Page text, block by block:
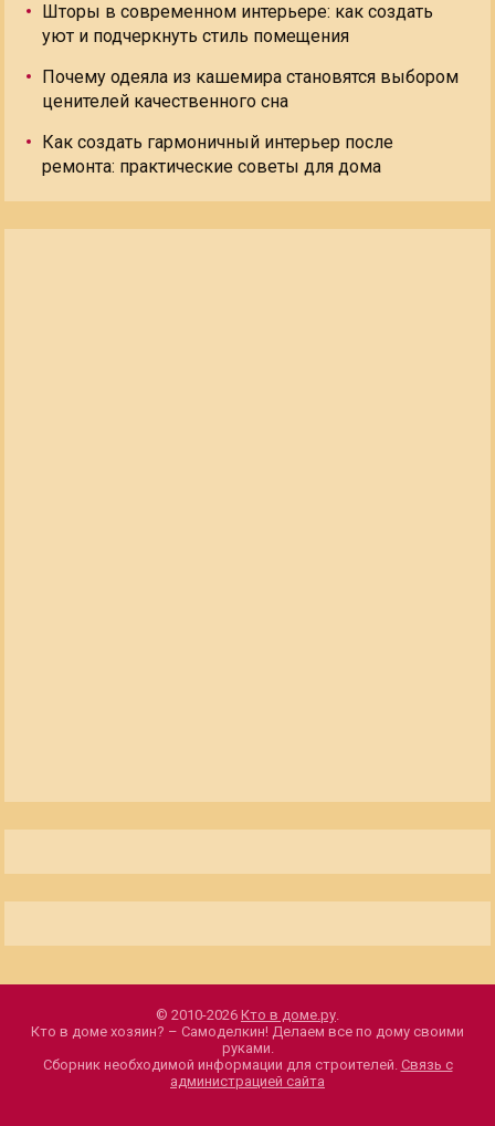
Шторы в современном интерьере: как создать
уют и подчеркнуть стиль помещения
Почему одеяла из кашемира становятся выбором
ценителей качественного сна
Как создать гармоничный интерьер после
ремонта: практические советы для дома
© 2010-2026 Кто в доме.ру.
Кто в доме хозяин? – Самоделкин! Делаем все по дому своими
руками.
Сборник необходимой информации для строителей. Связь с
администрацией сайта